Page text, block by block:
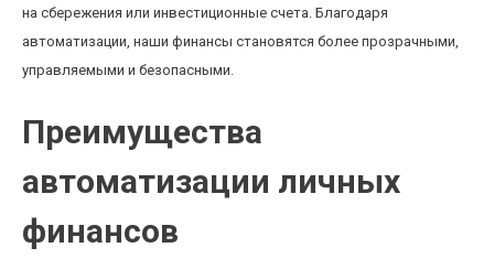
на сбережения или инвестиционные счета. Благодаря
автоматизации, наши финансы становятся более прозрачными,
управляемыми и безопасными.
Преимущества
автоматизации личных
финансов